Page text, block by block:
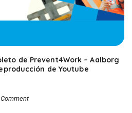
de Prevent4Work – Aalborg
de Youtube